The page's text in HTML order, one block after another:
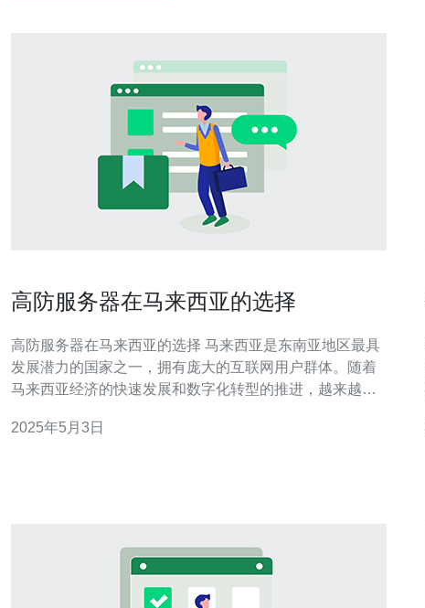
高防服务器在马来西亚的选择
高防服务器在马来西亚的选择 马来西亚是东南亚地区最具
发展潜力的国家之一，拥有庞大的互联网用户群体。随着
马来西亚经济的快速发展和数字化转型的推进，越来越多
联网时代，网络安全问题越来越重要。特别是对于那些需
2025年5月3日